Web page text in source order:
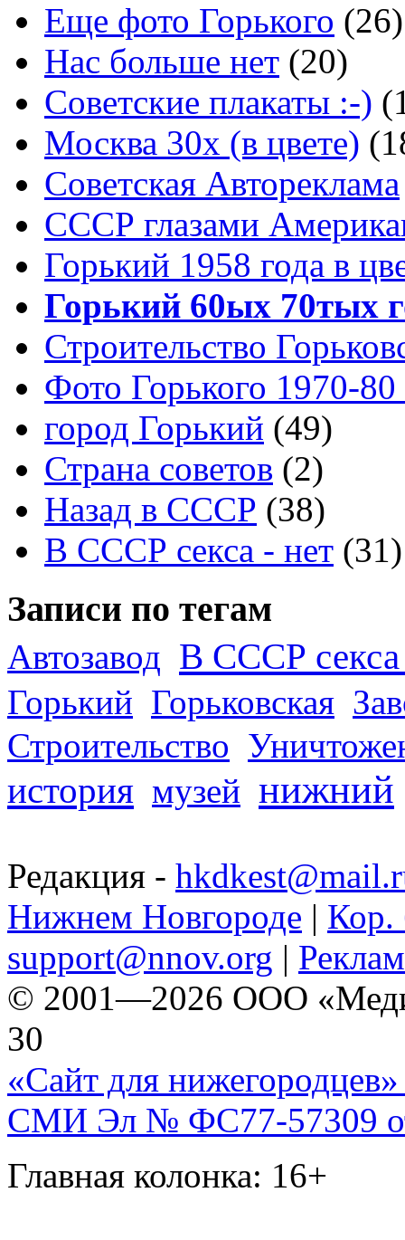
Еще фото Горького (26)
Нас больше нет (20)
Советские плакаты :-)
Москва 30x (в цвете)
Советская Автореклама
СССР глазами
Горький 1958 года в
Горький 60ых 70тых
Строительство
Фото Горького 1970-80
город Горький (49)
Страна советов (2)
Назад в СССР (38)
В СССР секса - нет (31)
Записи по тегам
Автозавод В СССР секса
Горький Горьковская
Строительство
история музей нижний
Редакция -
Нижнем Новгороде | Кор.
support@nnov.org |
© 2001—2026 ООО
30
«Сайт для нижегородцев»
СМИ Эл № ФС77-57309
Главная колонка: 16+